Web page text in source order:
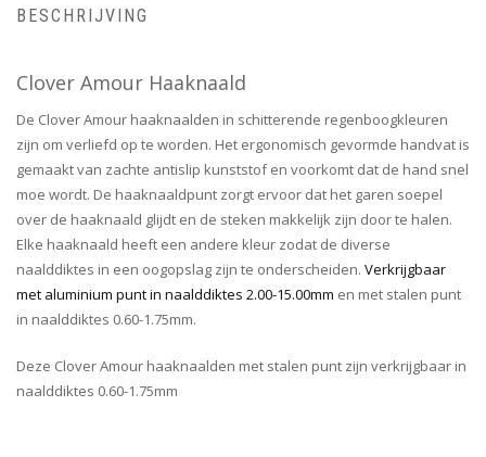
BESCHRIJVING
Clover Amour Haaknaald
De Clover Amour haaknaalden in schitterende regenboogkleuren
zijn om verliefd op te worden. Het ergonomisch gevormde handvat is
gemaakt van zachte antislip kunststof en voorkomt dat de hand snel
moe wordt. De haaknaaldpunt zorgt ervoor dat het garen soepel
over de haaknaald glijdt en de steken makkelijk zijn door te halen.
Elke haaknaald heeft een andere kleur zodat de diverse
naalddiktes in een oogopslag zijn te onderscheiden. Verkrijgbaar
met aluminium punt in naalddiktes 2.00-15.00mm en met stalen punt
in naalddiktes 0.60-1.75mm.
Deze Clover Amour haaknaalden met stalen punt zijn verkrijgbaar in
naalddiktes 0.60-1.75mm